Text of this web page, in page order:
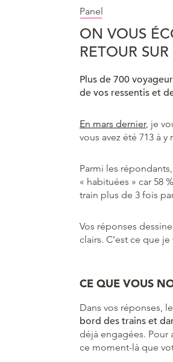
Panel
ON VOUS
RETOUR
Plus de 700
de vos ressentis et
En mars dernier, je
vous avez été 713 à y
Parmi les
« habituées » car 58
train plus de 3 fois
Vos réponses
clairs. C’est ce que
CE QUE VOUS
Dans vos réponses,
bord des trains et
déjà engagées. Pour
ce moment-là que